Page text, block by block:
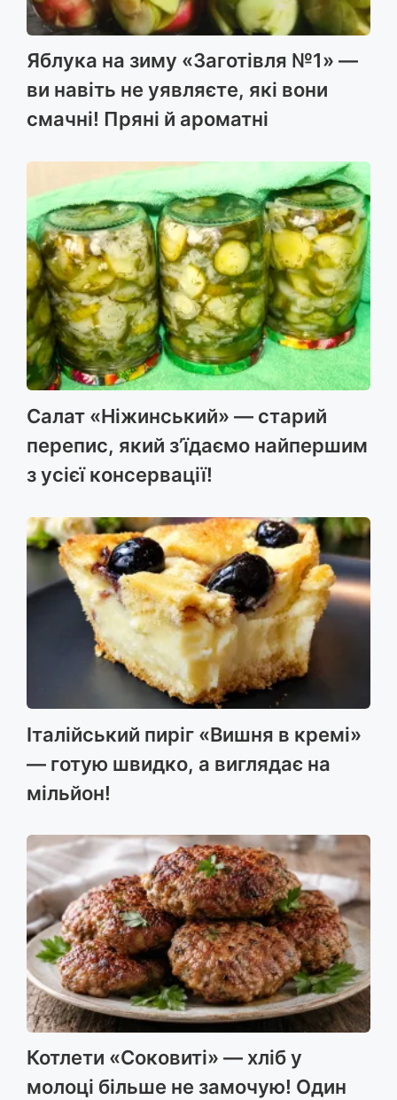
Яблука на зиму «Заготівля №1» —
ви навіть не уявляєте, які вони
смачні! Пряні й ароматні
Салат «Ніжинський» — старий
перепис, який з’їдаємо найпершим
з усієї консервації!
Італійський пиріг «Вишня в кремі»
— готую швидко, а виглядає на
мільйон!
Котлети «Соковиті» — хліб у
молоці більше не замочую! Один